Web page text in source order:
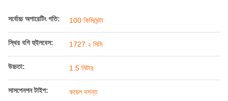
সর্বোচ্চ অপারেটিং গতি: 100 কিমি/ঘন্টা
স্থির বগি হুইলবেস: 1727.২ মিমি
উচ্চতা: 1.5 মিটার
সাসপেনশন টাইপ: কয়েল বসন্ত